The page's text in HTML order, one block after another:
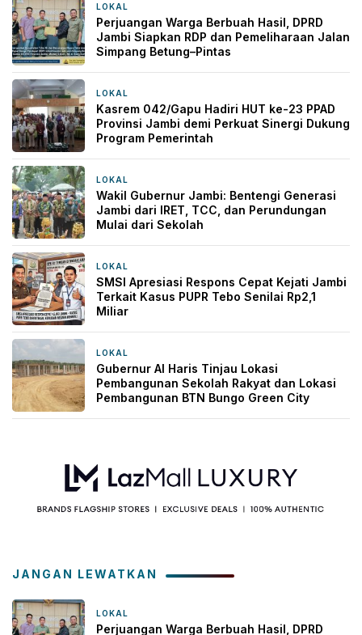
LOKAL
Perjuangan Warga Berbuah Hasil, DPRD
Jambi Siapkan RDP dan Pemeliharaan Jalan
Simpang Betung–Pintas
LOKAL
Kasrem 042/Gapu Hadiri HUT ke-23 PPAD
Provinsi Jambi demi Perkuat Sinergi Dukung
Program Pemerintah
LOKAL
Wakil Gubernur Jambi: Bentengi Generasi
Jambi dari IRET, TCC, dan Perundungan
Mulai dari Sekolah
LOKAL
SMSI Apresiasi Respons Cepat Kejati Jambi
Terkait Kasus PUPR Tebo Senilai Rp2,1
Miliar
LOKAL
Gubernur Al Haris Tinjau Lokasi
Pembangunan Sekolah Rakyat dan Lokasi
Pembangunan BTN Bungo Green City
JANGAN LEWATKAN
LOKAL
Perjuangan Warga Berbuah Hasil, DPRD